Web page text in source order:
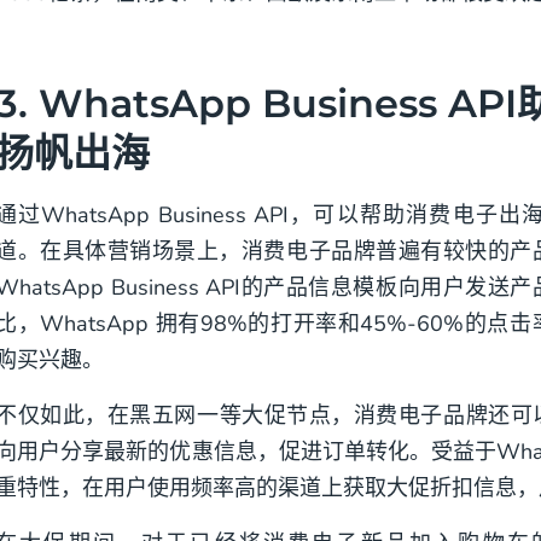
WhatsApp Business API
帆出海
过WhatsApp Business API，可以帮助消费电子出
。在具体营销场景上，消费电子品牌普遍有较快的
Business API的产品信息模板向用户发送
，WhatsApp 拥有98%的打开率和45%-60%的点击
买兴趣。
仅如此，在黑五网一等大促节点，消费电子品牌还
用户分享最新的优惠信息，促进订单转化。受益于
特性，在用户使用频率高的渠道上获取大促折扣信息